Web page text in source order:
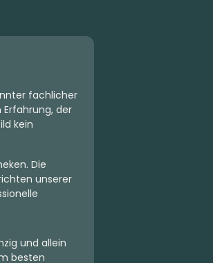
fachlicher
der
kein
Die
unserer
und allein
besten